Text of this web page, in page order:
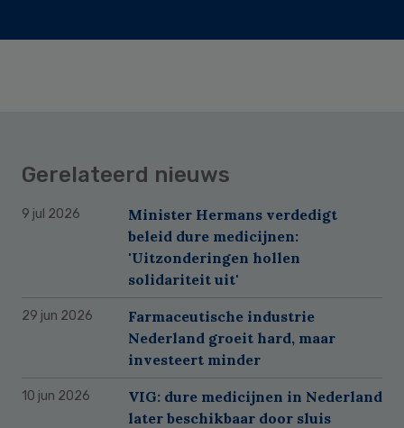
Gerelateerd nieuws
9 jul 2026
Minister Hermans verdedigt
beleid dure medicijnen:
'Uitzonderingen hollen
solidariteit uit'
29 jun 2026
Farmaceutische industrie
Nederland groeit hard, maar
investeert minder
10 jun 2026
VIG: dure medicijnen in Nederland
later beschikbaar door sluis